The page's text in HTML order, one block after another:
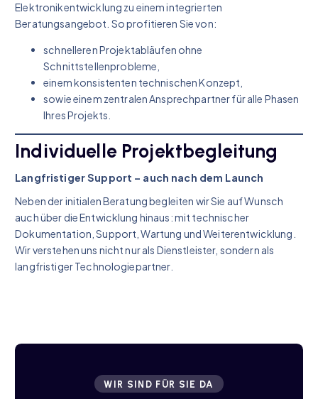
Elektronikentwicklung zu einem integrierten
Beratungsangebot. So profitieren Sie von:
schnelleren Projektabläufen ohne
Schnittstellenprobleme,
einem konsistenten technischen Konzept,
sowie einem zentralen Ansprechpartner für alle Phasen
Ihres Projekts.
Individuelle Projektbegleitung
Langfristiger Support – auch nach dem Launch
Neben der initialen Beratung begleiten wir Sie auf Wunsch
auch über die Entwicklung hinaus: mit technischer
Dokumentation, Support, Wartung und Weiterentwicklung.
Wir verstehen uns nicht nur als Dienstleister, sondern als
langfristiger Technologiepartner.
WIR SIND FÜR SIE DA